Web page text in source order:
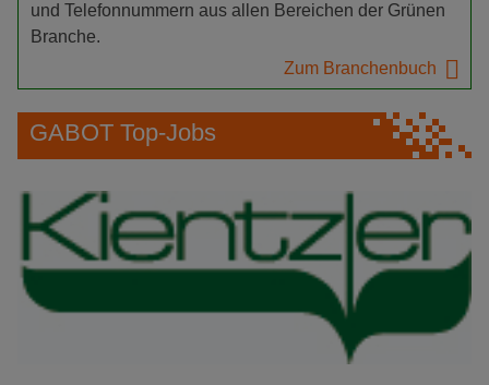
und Telefonnummern aus allen Bereichen der Grünen
Branche.
Zum Branchenbuch
GABOT Top-Jobs